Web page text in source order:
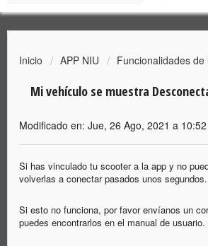
Inicio APP NIU Funcionalidades de
Mi vehículo se muestra
Modificado en: Jue, 26 Ago, 2021 a 10:52
Si has vinculado tu scooter a la app y no
volverlas a conectar pasados unos segundos.
Si esto no funciona, por favor envíanos un
puedes encontrarlos en el manual de usuario.